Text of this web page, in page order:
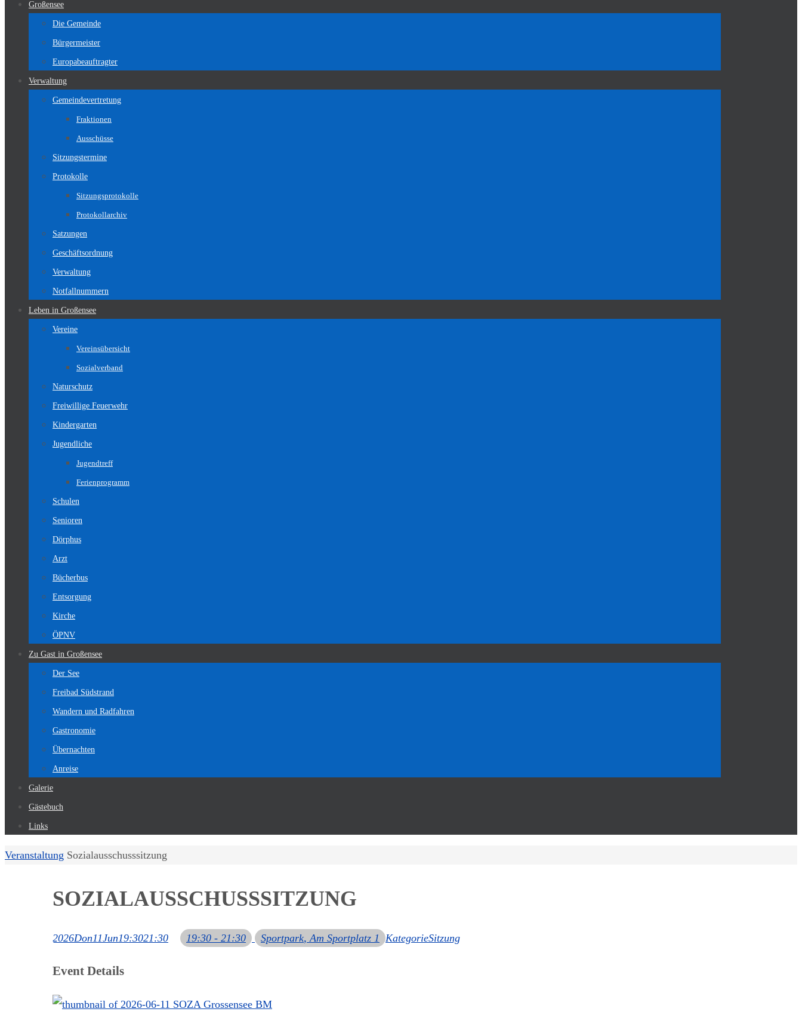
Großensee
Die Gemeinde
Bürgermeister
Europabeauftragter
Verwaltung
Gemeindevertretung
Fraktionen
Ausschüsse
Sitzungstermine
Protokolle
Sitzungsprotokolle
Protokollarchiv
Satzungen
Geschäftsordnung
Verwaltung
Notfallnummern
Leben in Großensee
Vereine
Vereinsübersicht
Sozialverband
Naturschutz
Freiwillige Feuerwehr
Kindergarten
Jugendliche
Jugendtreff
Ferienprogramm
Schulen
Senioren
Dörphus
Arzt
Bücherbus
Entsorgung
Kirche
ÖPNV
Zu Gast in Großensee
Der See
Freibad Südstrand
Wandern und Radfahren
Gastronomie
Übernachten
Anreise
Galerie
Gästebuch
Links
Start
Veranstaltung Sozialausschusssitzung
SOZIALAUSSCHUSSSITZUNG
2026Don11Jun19:3021:30 19:30 - 21:30 Sportpark, Am Sportplatz 1 KategorieSitzung
Event Details